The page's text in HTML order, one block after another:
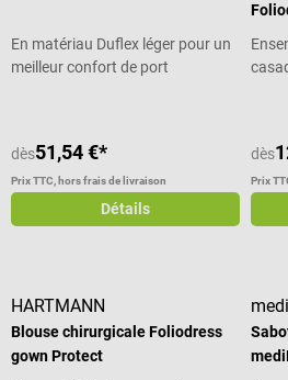
En matériau Duflex léger pour un
meilleur confort de port
dès51,54 €*
Prix TTC, hors frais de livraison
Détails
dès
Prix
HARTMANN
Blouse chirurgicale Foliodress
gown Protect